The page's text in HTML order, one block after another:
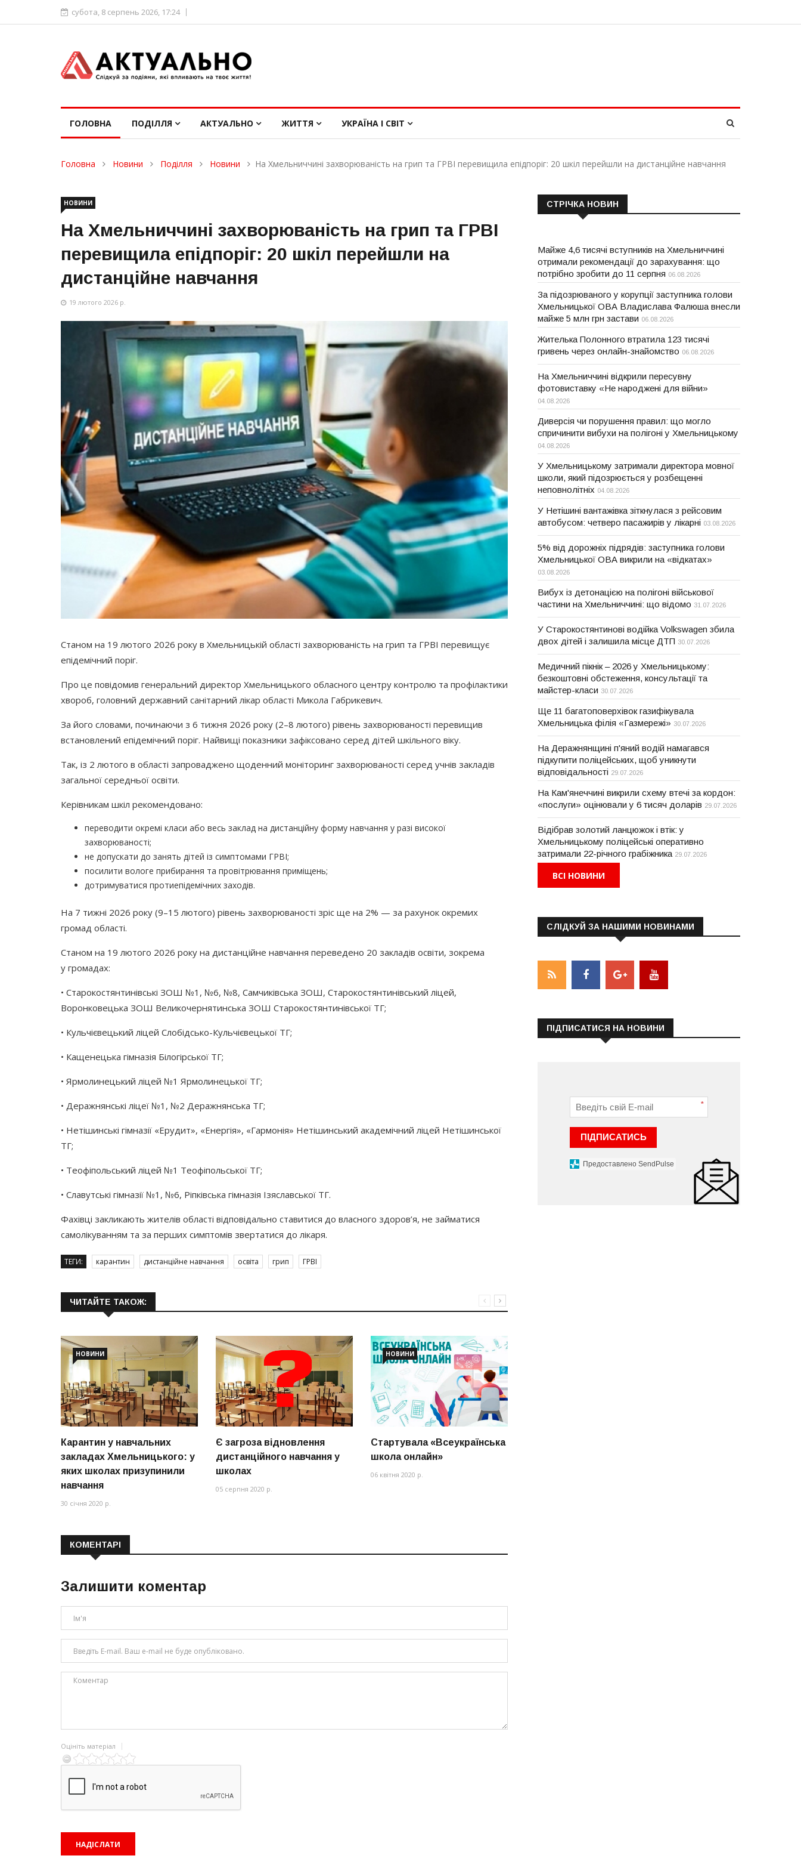
субота, 8 серпень 2026, 17:24
ГОЛОВНА ПОДІЛЛЯ АКТУАЛЬНО ЖИТТЯ УКРАЇНА І СВІТ
Головна Новини Поділля Новини На Хмельниччині захворюваність на грип та ГРВІ перевищила епідпоріг: 20 шкіл перейшли на дистанційне навчання
НОВИНИ
На Хмельниччині захворюваність на грип та ГРВІ
перевищила епідпоріг: 20 шкіл перейшли на
дистанційне навчання
19 лютого 2026 р.
Станом на 19 лютого 2026 року в Хмельницькій області захворюваність на грип та ГРВІ перевищує
епідемічний поріг.
Про це повідомив генеральний директор Хмельницького обласного центру контролю та профілактики
хвороб, головний державний санітарний лікар області Микола Габрикевич.
За його словами, починаючи з 6 тижня 2026 року (2–8 лютого) рівень захворюваності перевищив
встановлений епідемічний поріг. Найвищі показники зафіксовано серед дітей шкільного віку.
Так, із 2 лютого в області запроваджено щоденний моніторинг захворюваності серед учнів закладів
загальної середньої освіти.
Керівникам шкіл рекомендовано:
переводити окремі класи або весь заклад на дистанційну форму навчання у разі високої
захворюваності;
не допускати до занять дітей із симптомами ГРВІ;
посилити вологе прибирання та провітрювання приміщень;
дотримуватися протиепідемічних заходів.
На 7 тижні 2026 року (9–15 лютого) рівень захворюваності зріс ще на 2% — за рахунок окремих
громад області.
Станом на 19 лютого 2026 року на дистанційне навчання переведено 20 закладів освіти, зокрема
у громадах:
• Старокостянтинівські ЗОШ №1, №6, №8, Самчиківська ЗОШ, Старокостянтинівський ліцей,
Воронковецька ЗОШ Великочернятинська ЗОШ Старокостянтинівської ТГ;
• Кульчієвецький ліцей Слобідсько-Кульчієвецької ТГ;
• Кащенецька гімназія Білогірської ТГ;
• Ярмолинецький ліцей №1 Ярмолинецької ТГ;
• Деражнянські ліцеї №1, №2 Деражнянська ТГ;
• Нетішинські гімназії «Ерудит», «Енергія», «Гармонія» Нетішинський академічний ліцей Нетішинської
ТГ;
• Теофіпольський ліцей №1 Теофіпольської ТГ;
• Славутські гімназії №1, №6, Ріпківська гімназія Ізяславської ТГ.
Фахівці закликають жителів області відповідально ставитися до власного здоров’я, не займатися
самолікуванням та за перших симптомів звертатися до лікаря.
ТЕГИ: карантин дистанційне навчання освіта грип ГРВІ
ЧИТАЙТЕ ТАКОЖ:
НОВИНИ
Карантин у навчальних
закладах Хмельницького: у
яких школах призупинили
навчання
30 січня 2020 р.
Є загроза відновлення
дистанційного навчання у
школах
05 серпня 2020 р.
НОВИНИ
Стартувала «Всеукраїнська
школа онлайн»
06 квітня 2020 р.
КОМЕНТАРІ
Залишити коментар
Оцініть матеріал
СТРІЧКА НОВИН
Майже 4,6 тисячі вступників на Хмельниччині
отримали рекомендації до зарахування: що
потрібно зробити до 11 серпня 06.08.2026
За підозрюваного у корупції заступника голови
Хмельницької ОВА Владислава Фалюша внесли
майже 5 млн грн застави 06.08.2026
Жителька Полонного втратила 123 тисячі
гривень через онлайн-знайомство 06.08.2026
На Хмельниччині відкрили пересувну
фотовиставку «Не народжені для війни»
04.08.2026
Диверсія чи порушення правил: що могло
спричинити вибухи на полігоні у Хмельницькому
04.08.2026
У Хмельницькому затримали директора мовної
школи, який підозрюється у розбещенні
неповнолітніх 04.08.2026
У Нетішині вантажівка зіткнулася з рейсовим
автобусом: четверо пасажирів у лікарні 03.08.2026
5% від дорожніх підрядів: заступника голови
Хмельницької ОВА викрили на «відкатах»
03.08.2026
Вибух із детонацією на полігоні військової
частини на Хмельниччині: що відомо 31.07.2026
У Старокостянтинові водійка Volkswagen збила
двох дітей і залишила місце ДТП 30.07.2026
Медичний пікнік – 2026 у Хмельницькому:
безкоштовні обстеження, консультації та
майстер-класи 30.07.2026
Ще 11 багатоповерхівок газифікувала
Хмельницька філія «Газмережі» 30.07.2026
На Деражнянщині п'яний водій намагався
підкупити поліцейських, щоб уникнути
відповідальності 29.07.2026
На Кам'янеччині викрили схему втечі за кордон:
«послуги» оцінювали у 6 тисяч доларів 29.07.2026
Відібрав золотий ланцюжок і втік: у
Хмельницькому поліцейські оперативно
затримали 22-річного грабіжника 29.07.2026
ВСІ НОВИНИ
СЛІДКУЙ ЗА НАШИМИ НОВИНАМИ
ПІДПИСАТИСЯ НА НОВИНИ
*
ПІДПИСАТИСЬ
Предоставлено SendPulse